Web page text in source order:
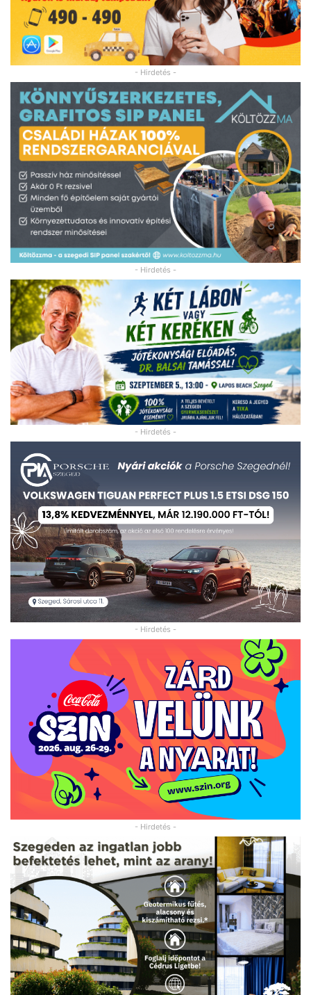
- Hirdetés -
- Hirdetés -
- Hirdetés -
- Hirdetés -
- Hirdetés -